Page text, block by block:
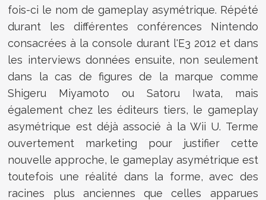
fois-ci le nom de gameplay asymétrique. Répété
durant les différentes conférences Nintendo
consacrées à la console durant l'E3 2012 et dans
les interviews données ensuite, non seulement
dans la cas de figures de la marque comme
Shigeru Miyamoto ou Satoru Iwata, mais
également chez les éditeurs tiers, le gameplay
asymétrique est déjà associé à la Wii U. Terme
ouvertement marketing pour justifier cette
nouvelle approche, le gameplay asymétrique est
toutefois une réalité dans la forme, avec des
racines plus anciennes que celles apparues